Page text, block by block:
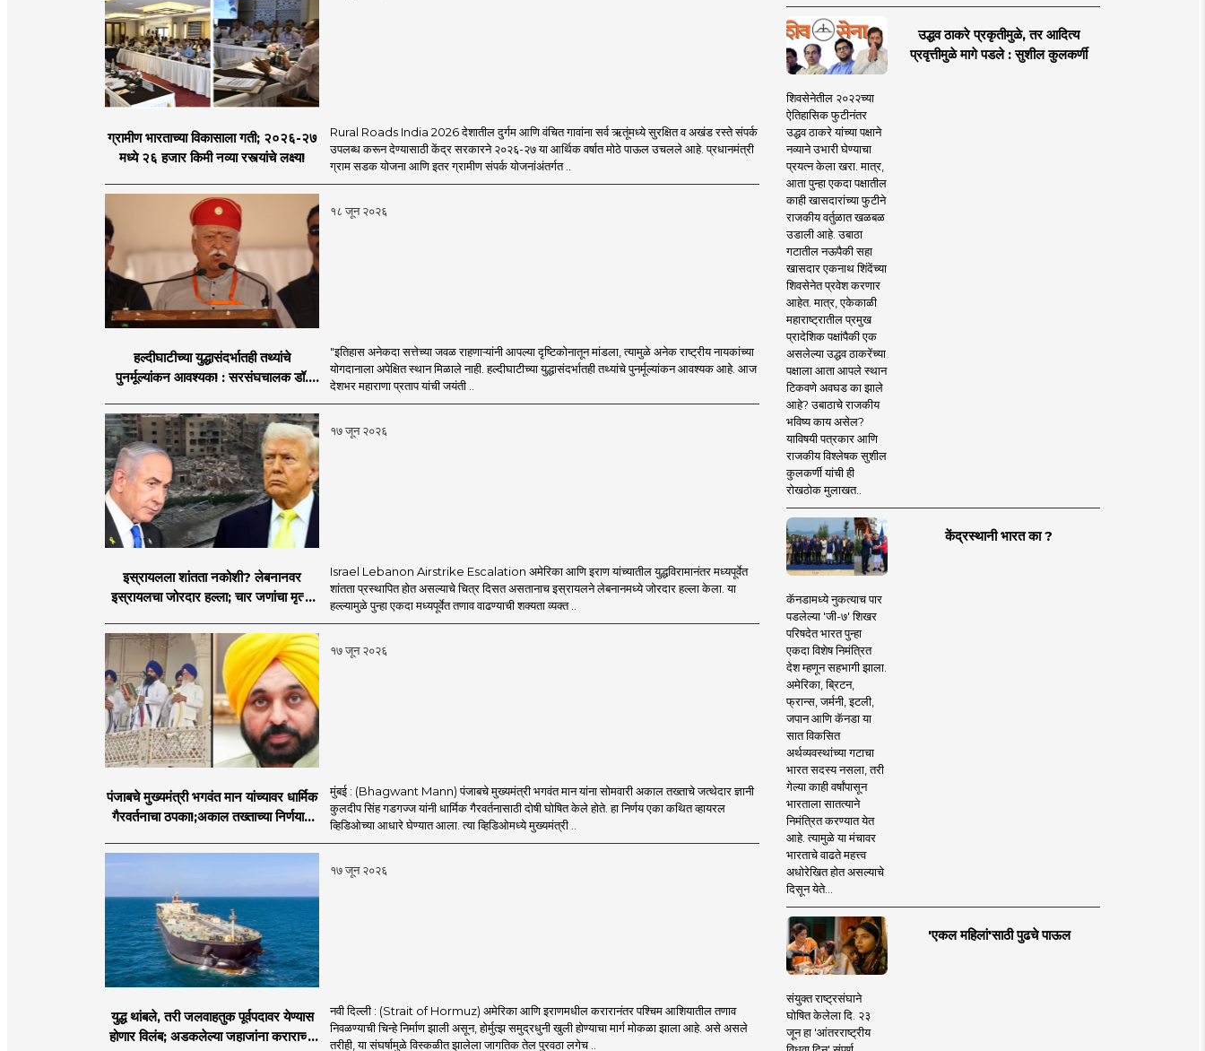
ग्रामीण भारताच्या विकासाला गती; २०२६-२७
मध्ये २६ हजार किमी नव्या रस्त्यांचे लक्ष्य!
Rural Roads India 2026 देशातील दुर्गम आणि वंचित गावांना सर्व ऋतूंमध्ये सुरक्षित व अखंड रस्ते संपर्क
उपलब्ध करून देण्यासाठी केंद्र सरकारने २०२६-२७ या आर्थिक वर्षात मोठे पाऊल उचलले आहे. प्रधानमंत्री
ग्राम सडक योजना आणि इतर ग्रामीण संपर्क योजनांअंतर्गत ..
१८ जून २०२६
हल्दीघाटीच्या युद्धासंदर्भातही तथ्यांचे
पुनर्मूल्यांकन आवश्यक! : सरसंघचालक डॉ.
"इतिहास अनेकदा सत्तेच्या जवळ राहणाऱ्यांनी आपल्या दृष्टिकोनातून मांडला, त्यामुळे अनेक राष्ट्रीय नायकांच्या
योगदानाला अपेक्षित स्थान मिळाले नाही. हल्दीघाटीच्या युद्धासंदर्भातही तथ्यांचे पुनर्मूल्यांकन आवश्यक आहे. आज
देशभर महाराणा प्रताप यांची जयंती ..
१७ जून २०२६
इस्रायलला शांतता नकोशी? लेबनानवर
इस्रायलचा जोरदार हल्ला; चार जणांचा मृत्यू,
Israel Lebanon Airstrike Escalation अमेरिका आणि इराण यांच्यातील युद्धविरामानंतर मध्यपूर्वेत
शांतता प्रस्थापित होत असल्याचे चित्र दिसत असतानाच इस्रायलने लेबनानमध्ये जोरदार हल्ला केला. या
हल्ल्यामुळे पुन्हा एकदा मध्यपूर्वेत तणाव वाढण्याची शक्यता व्यक्त ..
१७ जून २०२६
पंजाबचे मुख्यमंत्री भगवंत मान यांच्यावर धार्मिक
गैरवर्तनाचा ठपका!;अकाल तख्ताच्या निर्णयाने
मुंबई : (Bhagwant Mann) पंजाबचे मुख्यमंत्री भगवंत मान यांना सोमवारी अकाल तख्ताचे जत्थेदार ज्ञानी
कुलदीप सिंह गडगज्ज यांनी धार्मिक गैरवर्तनासाठी दोषी घोषित केले होते. हा निर्णय एका कथित व्हायरल
व्हिडिओच्या आधारे घेण्यात आला. त्या व्हिडिओमध्ये मुख्यमंत्री ..
१७ जून २०२६
युद्ध थांबले, तरी जलवाहतुक पूर्वपदावर येण्यास
होणार विलंब; अडकलेल्या जहाजांना कराराच्या
नवी दिल्ली : (Strait of Hormuz) अमेरिका आणि इराणमधील करारानंतर पश्चिम आशियातील तणाव
निवळण्याची चिन्हे निर्माण झाली असून, होर्मुत्झ समुद्रधुनी खुली होण्याचा मार्ग मोकळा झाला आहे. असे असले
तरीही, या संघर्षामुळे विस्कळीत झालेला जागतिक तेल पुरवठा लगेच ..
उद्धव ठाकरे प्रकृतीमुळे, तर आदित्य
प्रवृत्तीमुळे मागे पडले : सुशील कुलकर्णी
शिवसेनेतील २०२२च्या
ऐतिहासिक फुटीनंतर
उद्धव ठाकरे यांच्या पक्षाने
नव्याने उभारी घेण्याचा
प्रयत्न केला खरा. मात्र,
आता पुन्हा एकदा पक्षातील
काही खासदारांच्या फुटीने
राजकीय वर्तुळात खळबळ
उडाली आहे. उबाठा
गटातील नऊपैकी सहा
खासदार एकनाथ शिंदेंच्या
शिवसेनेत प्रवेश करणार
आहेत. मात्र, एकेकाळी
महाराष्ट्रातील प्रमुख
प्रादेशिक पक्षांपैकी एक
असलेल्या उद्धव ठाकरेंच्या
पक्षाला आता आपले स्थान
टिकवणे अवघड का झाले
आहे? उबाठाचे राजकीय
भविष्य काय असेल?
याविषयी पत्रकार आणि
राजकीय विश्लेषक सुशील
कुलकर्णी यांची ही
रोखठोक मुलाखत..
केंद्रस्थानी भारत का ?
कॅनडामध्ये नुकत्याच पार
पडलेल्या 'जी-७' शिखर
परिषदेत भारत पुन्हा
एकदा विशेष निमंत्रित
देश म्हणून सहभागी झाला.
अमेरिका, ब्रिटन,
फ्रान्स, जर्मनी, इटली,
जपान आणि कॅनडा या
सात विकसित
अर्थव्यवस्थांच्या गटाचा
भारत सदस्य नसला, तरी
गेल्या काही वर्षांपासून
भारताला सातत्याने
निमंत्रित करण्यात येत
आहे. त्यामुळे या मंचावर
भारताचे वाढते महत्त्व
अधोरेखित होत असल्याचे
दिसून येते...
'एकल महिलां'साठी पुढचे पाऊल
संयुक्त राष्ट्रसंघाने
घोषित केलेला दि. २३
जून हा 'आंतरराष्ट्रीय